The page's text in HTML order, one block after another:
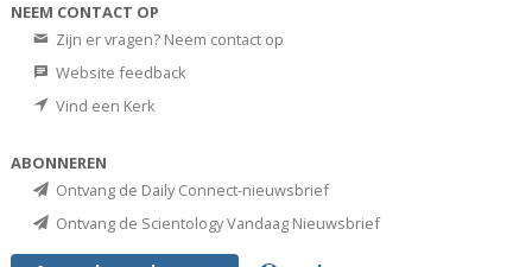
NEEM CONTACT OP
Zijn er vragen? Neem contact op
Website feedback
Vind een Kerk
ABONNEREN
Ontvang de Daily Connect-nieuwsbrief
Ontvang de Scientology Vandaag Nieuwsbrief